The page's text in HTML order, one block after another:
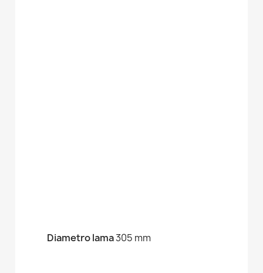
Diametro lama305 mm